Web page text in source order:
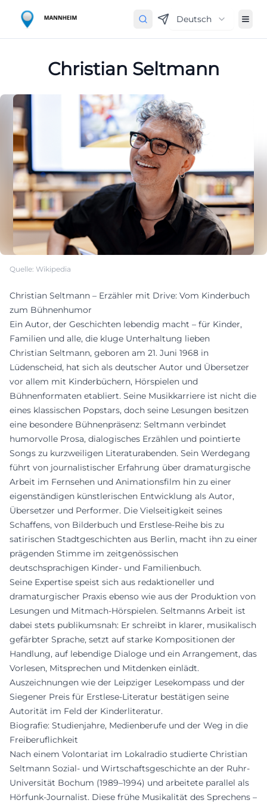
Deutsch
Christian Seltmann
Quelle: Wikipedia
Christian Seltmann – Erzähler mit Drive: Vom Kinderbuch
zum Bühnenhumor
Ein Autor, der Geschichten lebendig macht – für Kinder,
Familien und alle, die kluge Unterhaltung lieben
Christian Seltmann, geboren am 21. Juni 1968 in
Lüdenscheid, hat sich als deutscher Autor und Übersetzer
vor allem mit Kinderbüchern, Hörspielen und
Bühnenformaten etabliert. Seine Musikkarriere ist nicht die
eines klassischen Popstars, doch seine Lesungen besitzen
eine besondere Bühnenpräsenz: Seltmann verbindet
humorvolle Prosa, dialogisches Erzählen und pointierte
Songs zu kurzweiligen Literaturabenden. Sein Werdegang
führt von journalistischer Erfahrung über dramaturgische
Arbeit im Fernsehen und Animationsfilm hin zu einer
eigenständigen künstlerischen Entwicklung als Autor,
Übersetzer und Performer. Die Vielseitigkeit seines
Schaffens, von Bilderbuch und Erstlese-Reihe bis zu
satirischen Stadtgeschichten aus Berlin, macht ihn zu einer
prägenden Stimme im zeitgenössischen
deutschsprachigen Kinder- und Familienbuch.
Seine Expertise speist sich aus redaktioneller und
dramaturgischer Praxis ebenso wie aus der Produktion von
Lesungen und Mitmach-Hörspielen. Seltmanns Arbeit ist
dabei stets publikumsnah: Er schreibt in klarer, musikalisch
gefärbter Sprache, setzt auf starke Kompositionen der
Handlung, auf lebendige Dialoge und ein Arrangement, das
Vorlesen, Mitsprechen und Mitdenken einlädt.
Auszeichnungen wie der Leipziger Lesekompass und der
Siegener Preis für Erstlese-Literatur bestätigen seine
Autorität im Feld der Kinderliteratur.
Biografie: Studienjahre, Medienberufe und der Weg in die
Freiberuflichkeit
Nach einem Volontariat im Lokalradio studierte Christian
Seltmann Sozial- und Wirtschaftsgeschichte an der Ruhr-
Universität Bochum (1989–1994) und arbeitete parallel als
Hörfunk-Journalist. Diese frühe Musikalität des Sprechens –